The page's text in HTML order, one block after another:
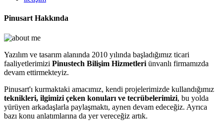
Pinusart Hakkında
Yazılım ve tasarım alanında 2010 yılında başladığımız ticari
faaliyetlerimizi Pinustech Bilişim Hizmetleri ünvanlı firmamızda
devam ettirmekteyiz.
Pinusart'ı kurmaktaki amacımız, kendi projelerimizde kullandığımız
teknikleri, ilgimizi çeken konuları ve tecrübelerimizi, bu yolda
yürüyen arkadaşlarla paylaşmaktı, aynen devam edeceğiz. Ayrıca
bazı konu anlatımlarına da yer vereceğiz artık.